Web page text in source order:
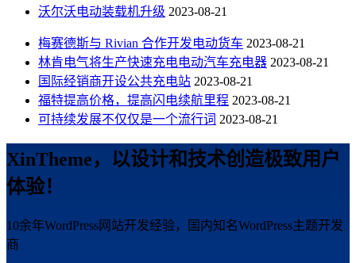
沃尔沃电动装载机升级 2023-08-21
梅赛德斯与 Rivian 合作开发电动货车 2023-08-21
林肯电气将生产快速充电电动汽车充电器 2023-08-21
国际经销商开设公共充电站 2023-08-21
福特提高价格，提高闪电续航里程 2023-08-21
可持续发展不仅仅是一个流行词 2023-08-21
XinTheme，以设计和技术创造极致用户
体验！
10余年WordPress网站开发经验，国内知名WordPress主题开发
商